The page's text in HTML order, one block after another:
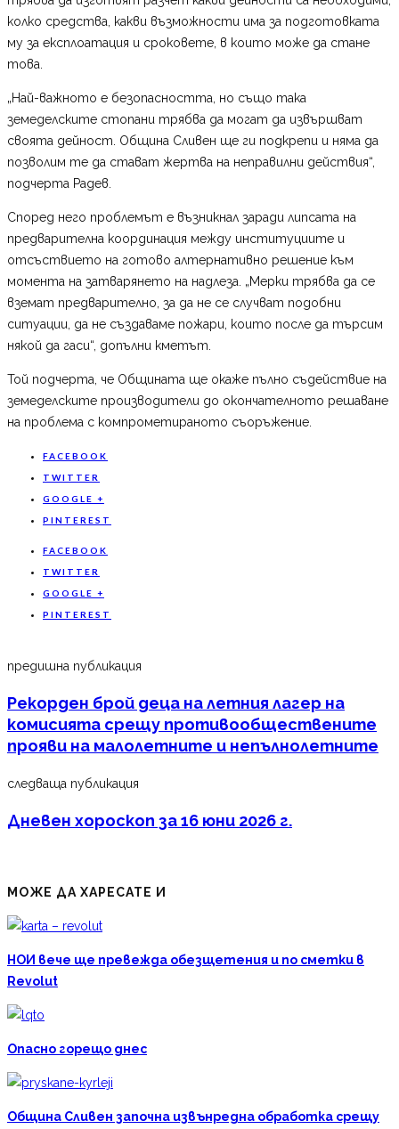
колко средства, какви възможности има за подготовката
му за експлоатация и сроковете, в които може да стане
това.
„Най-важното е безопасността, но също така
земеделските стопани трябва да могат да извършват
своята дейност. Община Сливен ще ги подкрепи и няма да
позволим те да стават жертва на неправилни действия“,
подчерта Радев.
Според него проблемът е възникнал заради липсата на
предварителна координация между институциите и
отсъствието на готово алтернативно решение към
момента на затварянето на надлеза. „Мерки трябва да се
вземат предварително, за да не се случват подобни
ситуации, да не създаваме пожари, които после да търсим
някой да гаси“, допълни кметът.
Той подчерта, че Общината ще окаже пълно съдействие на
земеделските производители до окончателното решаване
на проблема с компрометираното съоръжение.
FACEBOOK
TWITTER
GOOGLE +
PINTEREST
FACEBOOK
TWITTER
GOOGLE +
PINTEREST
предишна публикация
Рекорден брой деца на летния лагер на
комисията срещу противообществените
прояви на малолетните и непълнолетните
следваща публикация
Дневен хороскоп за 16 юни 2026 г.
МОЖЕ ДА ХАРЕСАТЕ И
НОИ вече ще превежда обезщетения и по сметки в
Revolut
Опасно горещо днес
Община Сливен започна извънредна обработка срещу